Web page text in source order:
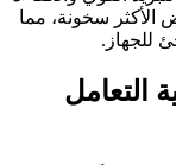
الأكثر سخونة، مما
للجهاز.
التعامل